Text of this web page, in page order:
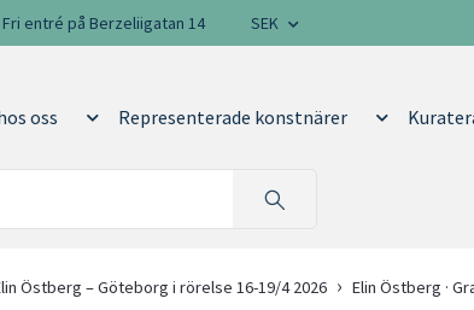
entré på Berzeliigatan 14 SEK
oss Representerade konstnärer
Östberg – Göteborg i rörelse 16-19/4 2026 Elin Östberg ·